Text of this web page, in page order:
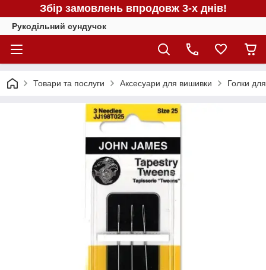
Збір замовлень впродовж 3-х днів!
Рукодільний сундучок
Товари та послуги Аксесуари для вишивки Голки